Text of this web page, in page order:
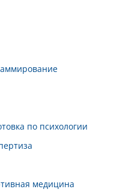
по психологии
медицина